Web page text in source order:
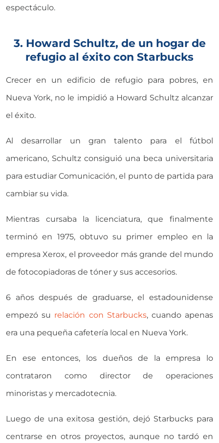
espectáculo.
3. Howard Schultz, de un hogar de
refugio al éxito con Starbucks
Crecer en un edificio de refugio para pobres, en
Nueva York, no le impidió a Howard Schultz alcanzar
el éxito.
Al desarrollar un gran talento para el fútbol
americano, Schultz consiguió una beca universitaria
para estudiar Comunicación, el punto de partida para
cambiar su vida.
Mientras cursaba la licenciatura, que finalmente
terminó en 1975, obtuvo su primer empleo en la
empresa Xerox, el proveedor más grande del mundo
de fotocopiadoras de tóner y sus accesorios.
6 años después de graduarse, el estadounidense
empezó su relación con Starbucks, cuando apenas
era una pequeña cafetería local en Nueva York.
En ese entonces, los dueños de la empresa lo
contrataron como director de operaciones
minoristas y mercadotecnia.
Luego de una exitosa gestión, dejó Starbucks para
centrarse en otros proyectos, aunque no tardó en